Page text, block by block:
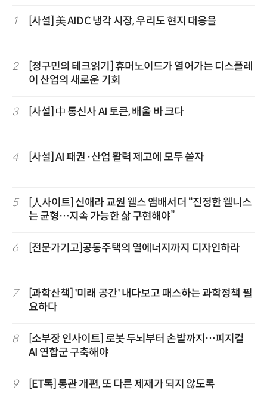
1 [사설] 美 AIDC 냉각 시장, 우리도 현지 대응을
2
[정구민의 테크읽기] 휴머노이드가 열어가는 디스플레
이 산업의 새로운 기회
3 [사설] 中 통신사 AI 토큰, 배울 바 크다
4 [사설] AI 패권·산업 활력 제고에 모두 쏟자
5
[人사이트] 신애라 교원 웰스 앰배서더 “진정한 웰니스
는 균형…지속 가능한 삶 구현해야”
6 [전문가기고]공동주택의 열에너지까지 디자인하라
7
[과학산책] '미래 공간' 내다보고 패스하는 과학정책 필
요하다
8
[소부장 인사이트] 로봇 두뇌부터 손발까지…피지컬
AI 연합군 구축해야
9 [ET톡] 통관 개편, 또 다른 제재가 되지 않도록